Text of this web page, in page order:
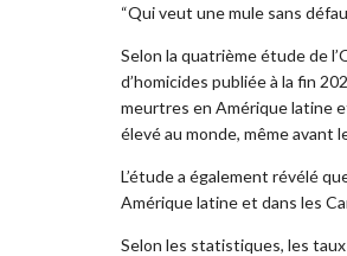
“Qui veut une mule sans
Selon la quatrième étude de
d’homicides publiée à la fin
meurtres en Amérique latine
élevé au monde, même
L’étude a également révélé
Amérique latine et dans les
Selon les statistiques, les